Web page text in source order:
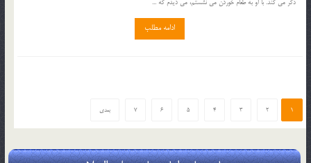
ادامه مطلب
1
2
3
4
5
6
7 بعدی